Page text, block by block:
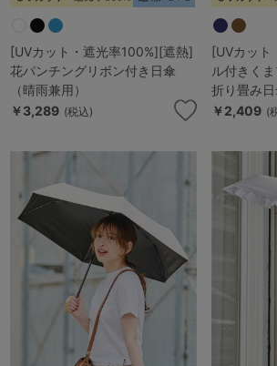
検索を閉じる
[UVカット・遮光率100%][遮熱]
花パンチングリボン付き日傘
（晴雨兼用）
￥3,289 (税込)
[UVカット
ル付きく
折り畳み日
￥2,409 (